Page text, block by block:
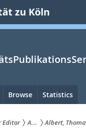
zu Köln
Browse Statistics
Editor A... Albert,